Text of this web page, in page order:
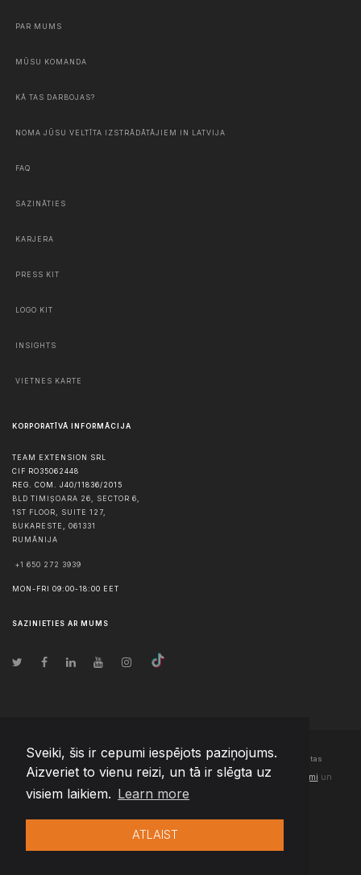
Sveiki, šis ir cepumi iespējots paziņojums.
Aizveriet to vienu reizi, un tā ir slēgta uz
visiem laikiem. Learn more
ATLAIST
PAR MUMS
MŪSU KOMANDA
KĀ TAS DARBOJAS?
NOMA JŪSU VELTĪTA IZSTRĀDĀTĀJIEM IN LATVIJA
FAQ
SAZINĀTIES
KARJERA
PRESS KIT
LOGO KIT
INSIGHTS
VIETNES KARTE
KORPORATĪVĀ INFORMĀCIJA
TEAM EXTENSION SRL
CIF RO35062448
REG. COM. J40/11836/2015
BLD TIMIȘOARA 26, SECTOR 6,
1ST FLOOR, SUITE 127,
BUKARESTE , 061331
RUMĀNIJA
+1 650 272 3939
MON-FRI 09:00-18:00 EET
SAZINIETIES AR MUMS
© Autortiesības2026 Team Extension Latvia- Visas tiesības aizsargātas
Changelog● Izmantojot šo vietni, jūs piekrītat mūsuLietošanas noteikumi un
Privātuma politika